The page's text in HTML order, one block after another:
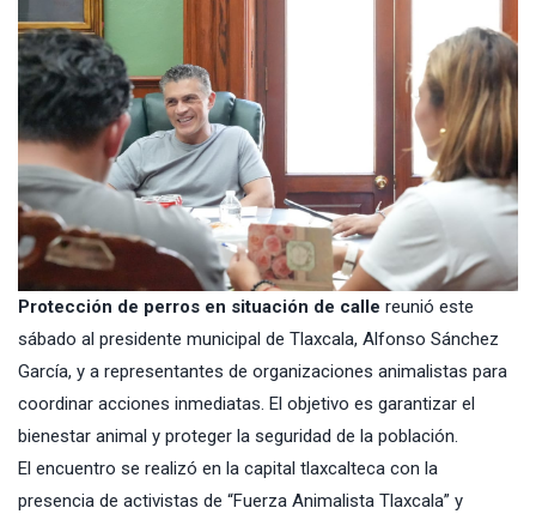
Protección de perros en situación de calle reunió este
sábado al presidente municipal de Tlaxcala, Alfonso Sánchez
García, y a representantes de organizaciones animalistas para
coordinar acciones inmediatas. El objetivo es garantizar el
bienestar animal y proteger la seguridad de la población.
El encuentro se realizó en la capital tlaxcalteca con la
presencia de activistas de “Fuerza Animalista Tlaxcala” y